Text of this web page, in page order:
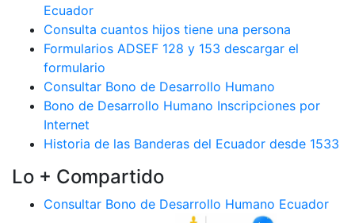
Ecuador
Consulta cuantos hijos tiene una persona
Formularios ADSEF 128 y 153 descargar el
formulario
Consultar Bono de Desarrollo Humano
Bono de Desarrollo Humano Inscripciones por
Internet
Historia de las Banderas del Ecuador desde 1533
Lo + Compartido
Consultar Bono de Desarrollo Humano Ecuador